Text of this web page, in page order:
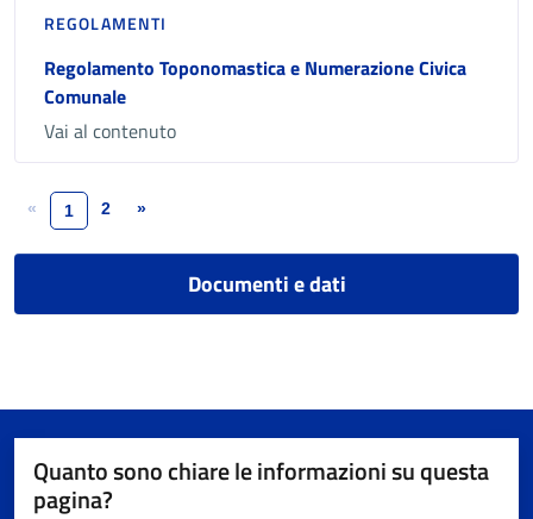
REGOLAMENTI
Regolamento Toponomastica e Numerazione Civica
Comunale
Vai al contenuto
« 1 2 »
Documenti e dati
Quanto sono chiare le informazioni su questa
pagina?